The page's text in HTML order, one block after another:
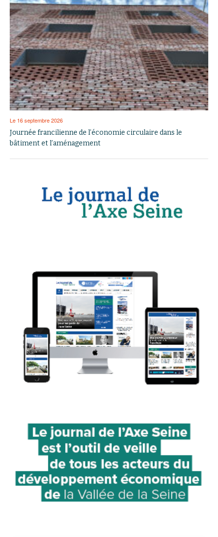
Le 16 septembre 2026
Journée francilienne de l’économie circulaire dans le
bâtiment et l’aménagement